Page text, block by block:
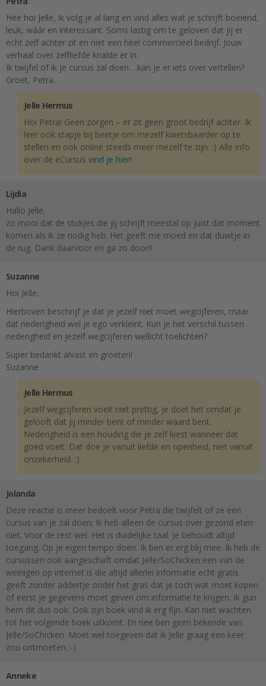
Hee hoi Jelle, ik volg je al lang en vind alles wat je schrijft boeiend,
leuk, wáár en interessant. Soms lastig om te geloven dat jij er
echt zelf achter zit en niet een heel commercieel bedrijf. Jouw
verhaal over zelfliefde knalde er in.
Ik twijfel of ik je cursus zal doen….kan je er iets over vertellen?
Groet, Petra.
Jelle Hermus
Hoi Petra! Geen zorgen – er zit geen groot bedrijf achter. Ik
leer ook stapje bij beetje om mezelf kwetsbaarder op te
stellen en ook online steeds meer mezelf te zijn. :) Alle info
over de eCursus vind je hier!
Lijdia
Hallo Jelle,
zo mooi dat de stukjes die jij schrijft meestal op juist dat moment
komen als ik ze nodig heb. Het geeft me moed en dat duwtje in
de rug. Dank daarvoor en ga zo door!!
Suzanne
Hoi Jelle,
Hierboven beschrijf je dat je jezelf niet moet wegcijferen, maar
dat nederigheid wel je ego verkleint. Kun je het verschil tussen
nederigheid en jezelf wegcijferen wellicht toelichten?
Super bedankt alvast en groeten!
Suzanne
Jelle Hermus
Jezelf wegcijferen voelt niet prettig, je doet het omdat je
gelooft dat jij minder bent of minder waard bent.
Nederigheid is een houding die je zelf kiest wanneer dat
goed voelt. Dat doe je vanuit liefde en openheid, niet vanuit
onzekerheid. :)
Jolanda
Deze reactie is meer bedoelt voor Petra die twijfelt of ze een
cursus van je zal doen; Ik heb alleen de cursus over gezond eten
niet. Voor de rest wel. Het is duidelijke taal. Je behoudt altijd
toegang. Op je eigen tempo doen. Ik ben er erg blij mee. Ik heb de
cursussen ook aangeschaft omdat Jelle/SoChicken een van de
weinigen op internet is die altijd allerlei informatie echt gratis
geeft zonder addertje onder het gras dat je toch wat moet kopen
of eerst je gegevens moet geven om informatie te krijgen. Ik gun
hem dit dus ook. Ook zijn boek vind ik erg fijn. Kan niet wachten
tot het volgende boek uitkomt. En nee ben geen bekende van
Jelle/SoChicken. Moet wel toegeven dat ik Jelle graag een keer
zou ontmoeten :-)
Anneke